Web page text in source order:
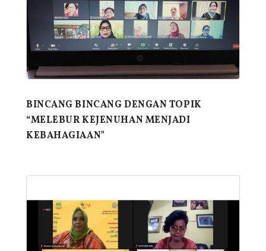
BINCANG BINCANG DENGAN TOPIK
“MELEBUR KEJENUHAN MENJADI
KEBAHAGIAAN"